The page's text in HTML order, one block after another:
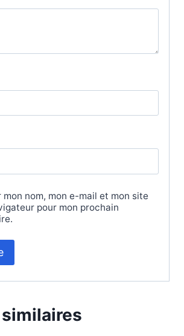
mon nom, mon e-mail et mon site
pour mon prochain